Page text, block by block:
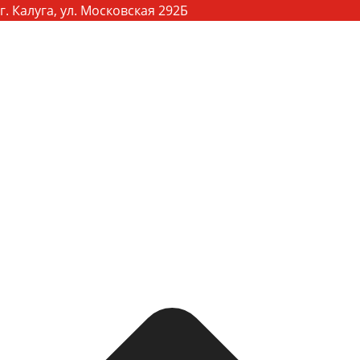
г. Калуга, ул. Московская 292Б